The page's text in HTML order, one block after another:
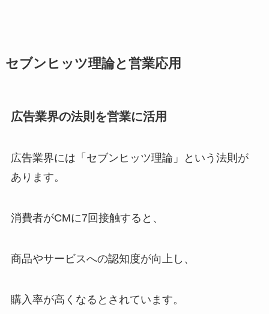
セブンヒッツ理論と営業応用
広告業界の法則を営業に活用
広告業界には「セブンヒッツ理論」という法則が
あります。
消費者がCMに7回接触すると、
商品やサービスへの認知度が向上し、
購入率が高くなるとされています。